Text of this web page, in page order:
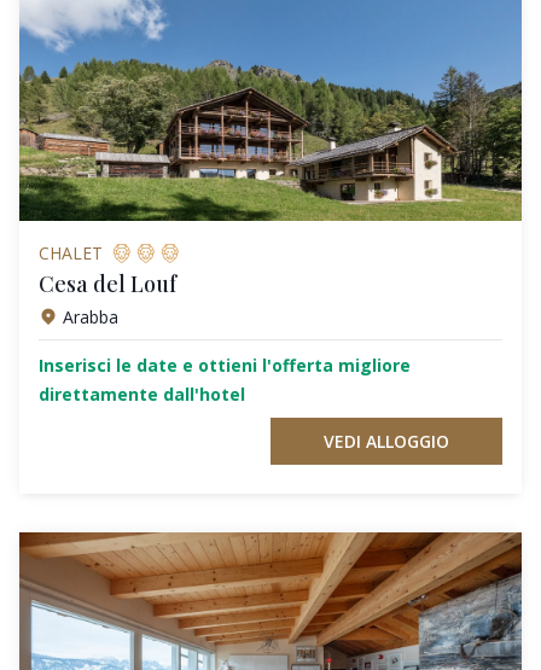
CHALET
Cesa del Louf
Arabba
Inserisci le date e ottieni l'offerta migliore
direttamente dall'hotel
VEDI ALLOGGIO